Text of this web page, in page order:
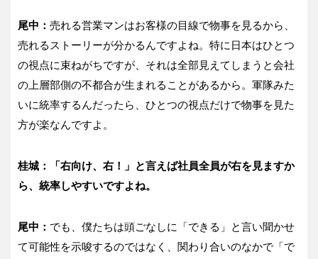
尾中： 売れる営業マンはお客様の目線で物事を見るから、
売れるストーリーが分かるんですよね。特に日本はひとつ
の視点に束ねがちですが、それは全部見えてしまうと会社
の上層部側の不都合が生まれることがあるから。軍隊みた
いに統率するんだったら、ひとつの視点だけで物事を見た
方が楽なんですよ。
桂城：「右向け、右！」と言えば社員全員が右を見ますか
ら、統率しやすいですよね。
尾中： でも、僕たちは頭ごなしに「できる」と言い聞かせ
て可能性を示唆するのではなく、関わり合いのなかで「で